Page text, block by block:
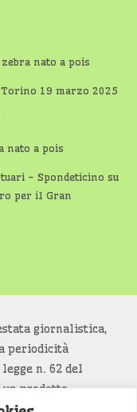
nato a pois
19 marzo 2025
nato a pois
- Spondeticino su
per il Gran
giornalistica,
periodicità
n. 62 del
un prodotto